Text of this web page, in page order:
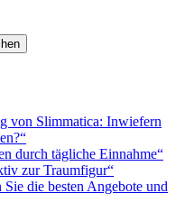
von Slimmatica: Inwiefern
durch tägliche Einnahme“
zur Traumfigur“
die besten Angebote und